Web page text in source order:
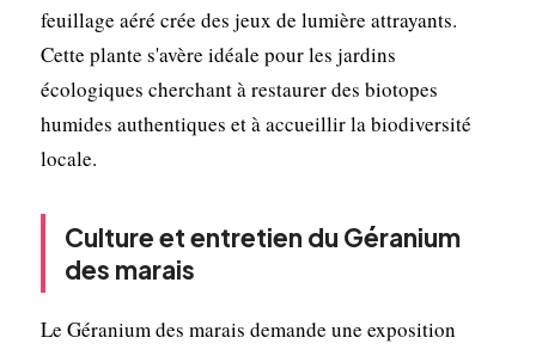
feuillage aéré crée des jeux de lumière attrayants.
Cette plante s'avère idéale pour les jardins
écologiques cherchant à restaurer des biotopes
humides authentiques et à accueillir la biodiversité
locale.
Culture et entretien du Géranium
des marais
Le Géranium des marais demande une exposition